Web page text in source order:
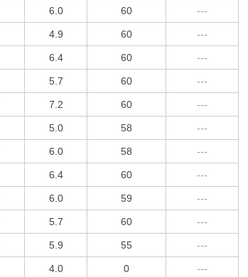
6.0 60 ---
4.9 60 ---
6.4 60 ---
5.7 60 ---
7.2 60 ---
5.0 58 ---
6.0 58 ---
6.4 60 ---
6.0 59 ---
5.7 60 ---
5.9 55 ---
4.0 0 ---